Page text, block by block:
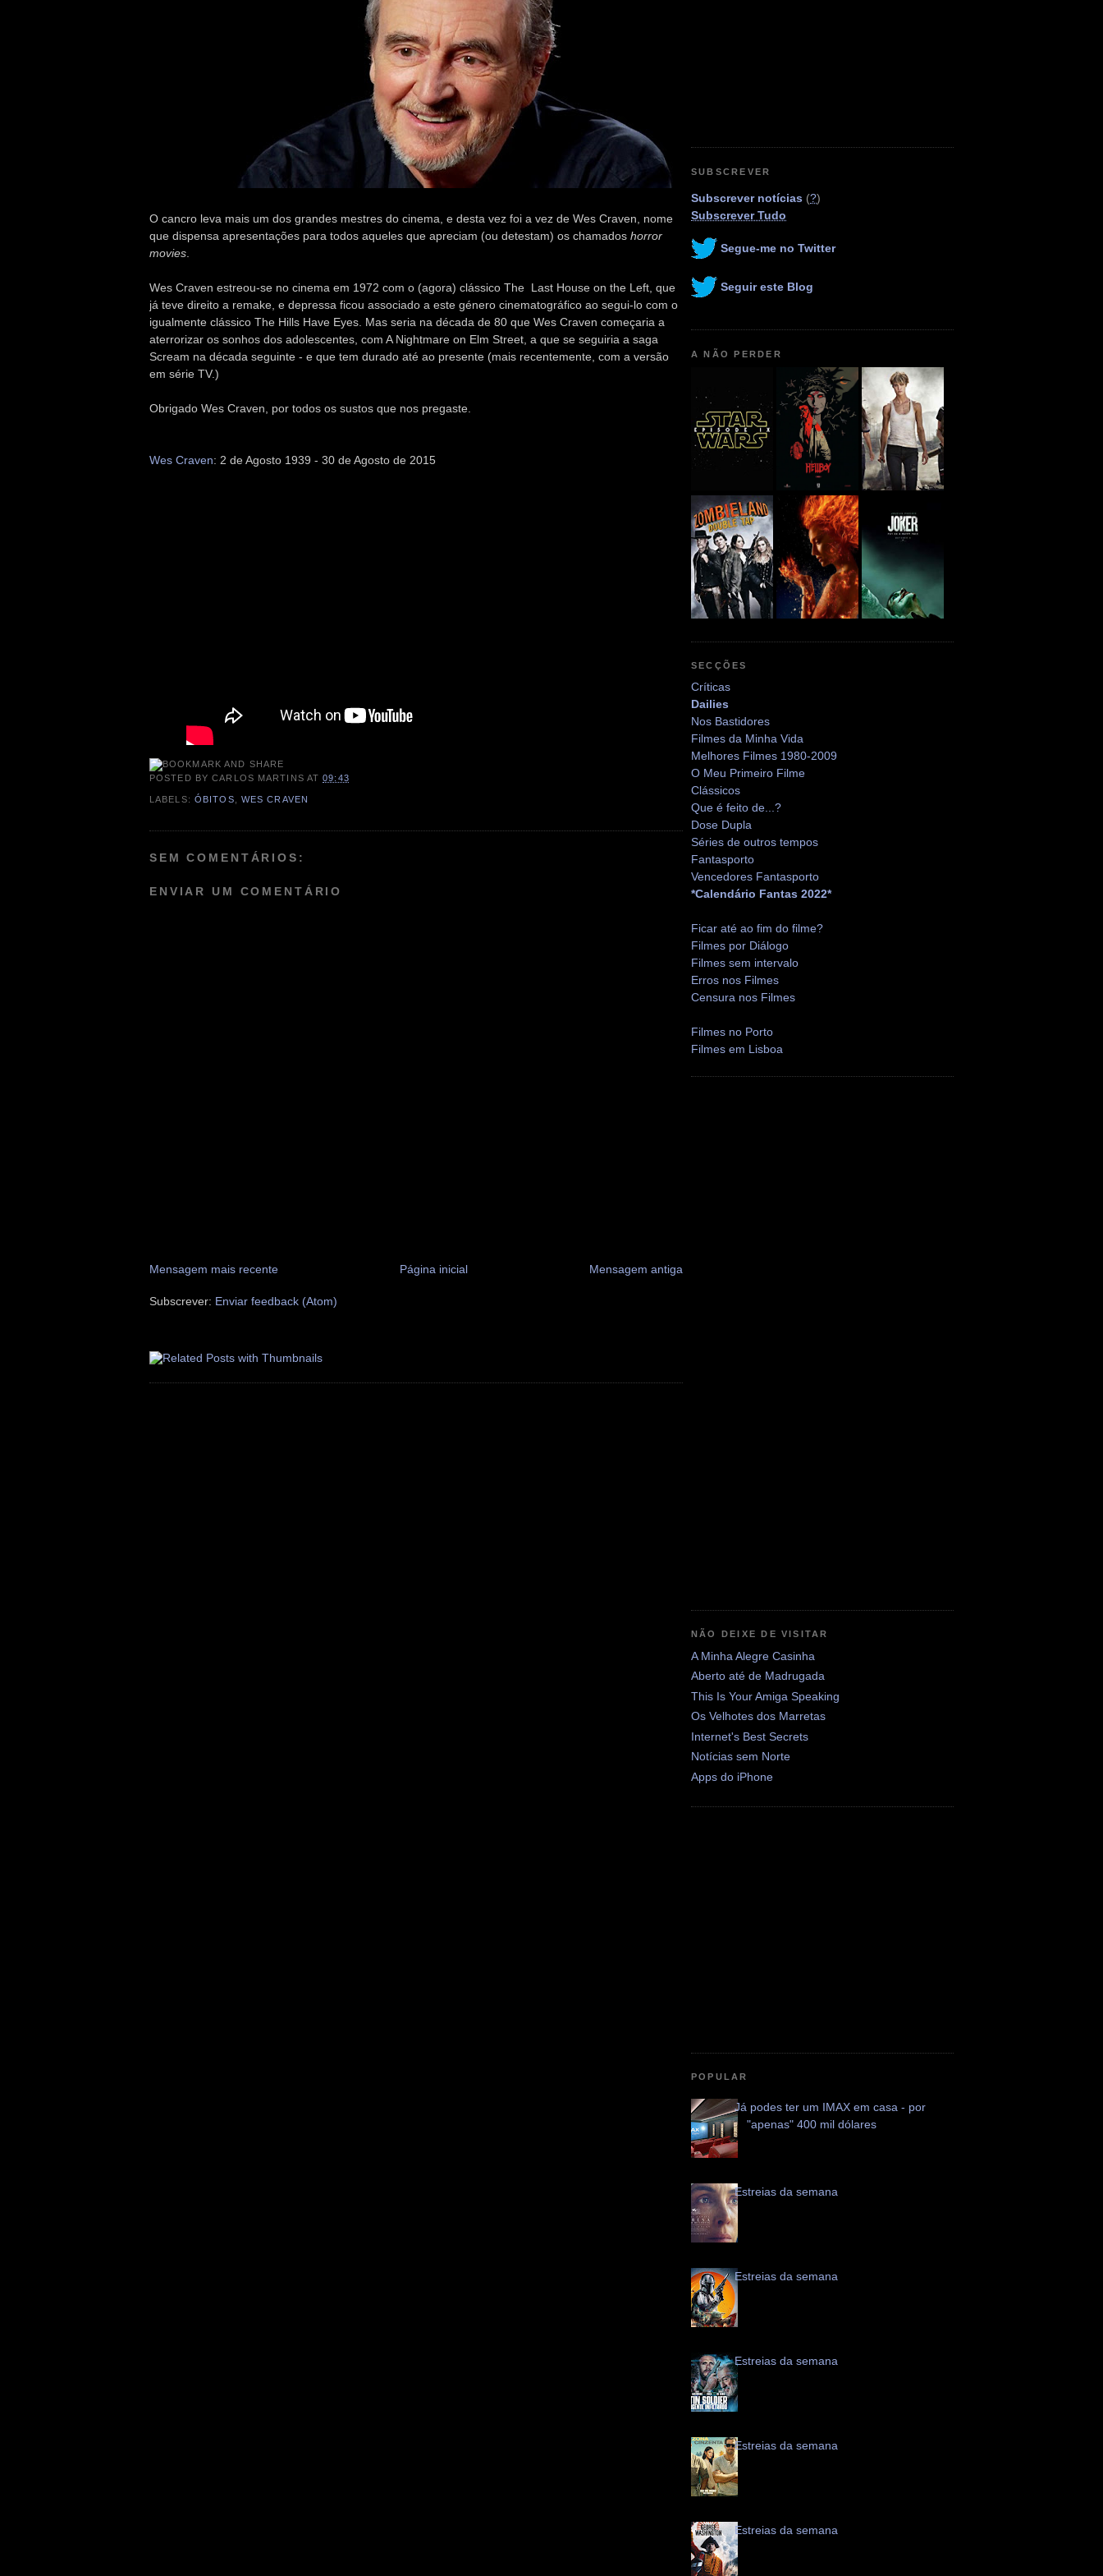
O cancro leva mais um dos grandes mestres do cinema, e desta vez foi a vez de Wes Craven, nome
que dispensa apresentações para todos aqueles que apreciam (ou detestam) os chamados horror
movies
Wes Craven estreou-se no cinema em 1972 com o (agora) clássico The Last House on the Left, que
já teve direito a remake, e depressa ficou associado a este género cinematográfico ao segui-lo com o
igualmente clássico The Hills Have Eyes. Mas seria na década de 80 que Wes Craven começaria a
aterrorizar os sonhos dos adolescentes, com A Nightmare on Elm Street, a que se seguiria a saga
Scream na década seguinte - e que tem durado até ao presente (mais recentemente, com a versão
em série TV.)
Obrigado Wes Craven, por todos os sustos que nos pregaste.
Wes Craven: 2 de Agosto 1939 - 30 de Agosto de 2015
POSTED BYCARLOS MARTINS AT09:43
LABELS: ÓBITOS WES CRAVEN
SEM COMENTÁRIOS:
ENVIAR UM COMENTÁRIO
Mensagem mais recente Mensagem antiga
Página inicial
Subscrever: Enviar feedback (Atom)
SUBSCREVER
Subscrever notícias (?)
Subscrever Tudo
Segue-me no Twitter
Seguir este Blog
A NÃO PERDER
SECÇÕES
Críticas
Dailies
Nos Bastidores
Filmes da Minha Vida
Melhores Filmes 1980-2009
O Meu Primeiro Filme
Clássicos
Que é feito de...?
Dose Dupla
Séries de outros tempos
Fantasporto
Vencedores Fantasporto
*Calendário Fantas 2022*
Ficar até ao fim do filme?
Filmes por Diálogo
Filmes sem intervalo
Erros nos Filmes
Censura nos Filmes
Filmes no Porto
Filmes em Lisboa
NÃO DEIXE DE VISITAR
A Minha Alegre Casinha
Aberto até de Madrugada
This Is Your Amiga Speaking
Os Velhotes dos Marretas
Internet's Best Secrets
Notícias sem Norte
Apps do iPhone
POPULAR
Já podes ter um IMAX em casa - por
"apenas" 400 mil dólares
Estreias da semana
Estreias da semana
Estreias da semana
Estreias da semana
Estreias da semana